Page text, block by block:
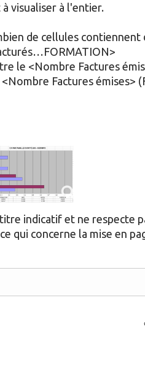
visualiser à l'entier.
de cellules contiennent
le <Nombre Factures
Factures émises>
indicatif et ne respecte
qui concerne la mise en